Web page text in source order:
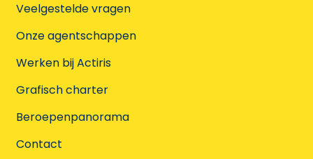
Veelgestelde vragen
Onze agentschappen
Werken bij Actiris
Grafisch charter
Beroepenpanorama
Contact